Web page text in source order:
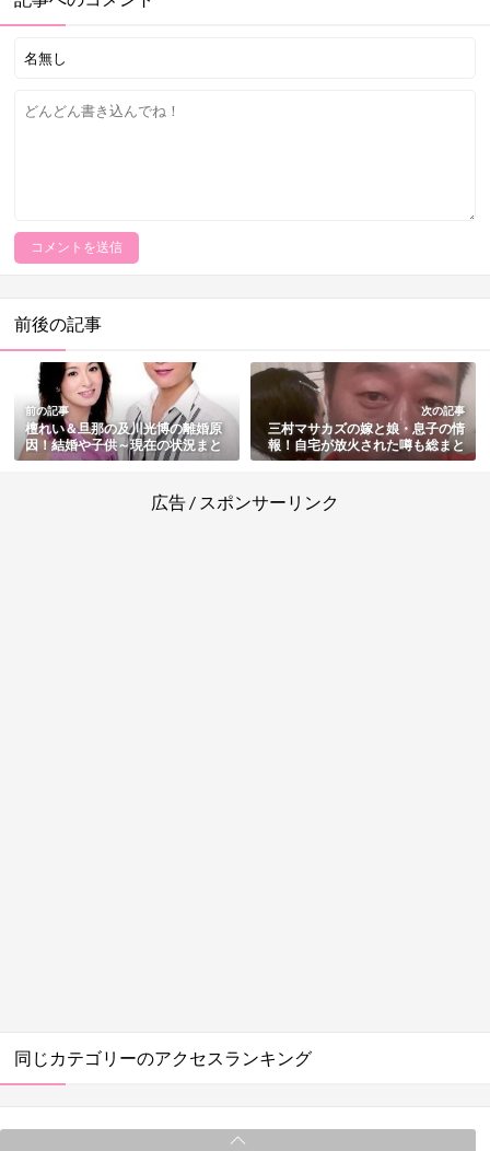
前後の記事
前の記事
檀れい＆旦那の及川光博の離婚原
因！結婚や子供～現在の状況まと
め
次の記事
三村マサカズの嫁と娘・息子の情
報！自宅が放火された噂も総まと
め
広告 / スポンサーリンク
同じカテゴリーのアクセスランキング